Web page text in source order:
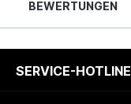
BEWERTUNGEN
SERVICE-HOTLINE